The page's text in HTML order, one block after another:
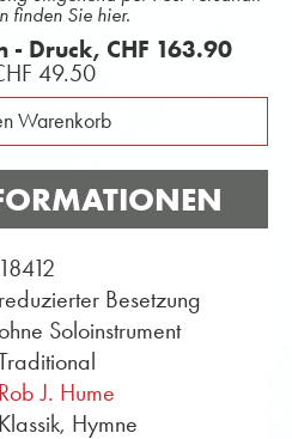
finden Sie hier.
- Druck, CHF 163.90
49.50
Warenkorb
18412
reduzierter Besetzung
ohne Soloinstrument
Rob J. Hume
Klassik, Hymne